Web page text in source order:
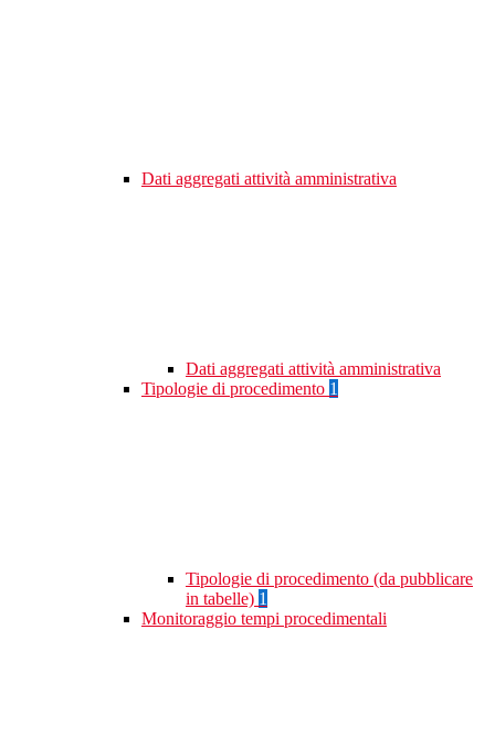
Dati aggregati attività amministrativa
Dati aggregati attività amministrativa
Tipologie di procedimento 1
Tipologie di procedimento (da pubblicare
in tabelle) 1
Monitoraggio tempi procedimentali